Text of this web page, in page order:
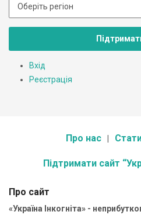
Вхід
Реєстрація
Про нас
Підтримати сайт
Про сайт
«Україна Інкогніта» -